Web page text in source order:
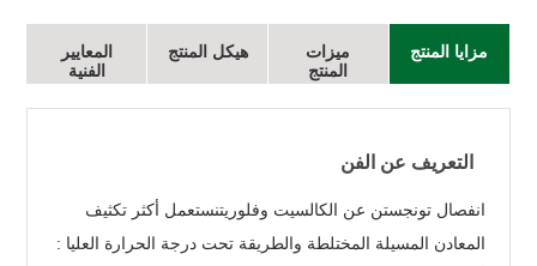
مزايا المنتج
ميزات
المنتج
هيكل المنتج
المعايير
الفنية
التعريف عن الفن
انفصال تونجستن عن الكالسيت وفلوريتنستعمل أكثر تكثيف
المعادن المسيلة المختلطة والطريقة تحت درجة الحرارة العليا :